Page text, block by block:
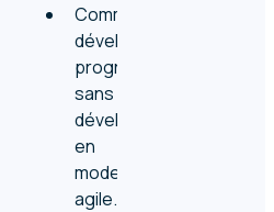
Comment
développer
progressivement,
sans
développeur,
en
mode
agile.